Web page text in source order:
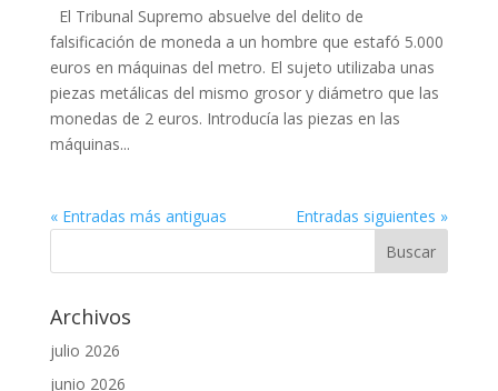
El Tribunal Supremo absuelve del delito de
falsificación de moneda a un hombre que estafó 5.000
euros en máquinas del metro. El sujeto utilizaba unas
piezas metálicas del mismo grosor y diámetro que las
monedas de 2 euros. Introducía las piezas en las
máquinas...
« Entradas más antiguas Entradas siguientes »
Archivos
julio 2026
junio 2026